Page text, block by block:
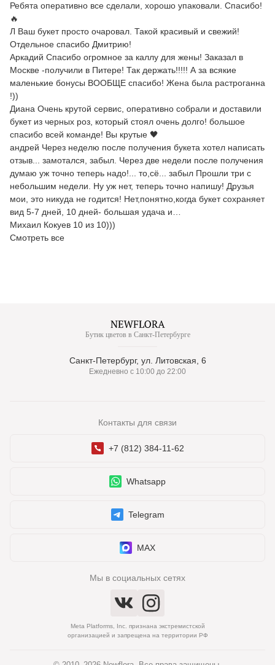
Ребята оперативно все сделали, хорошо упаковали. Спасибо!
🔥
Л Ваш букет просто очаровал. Такой красивый и свежий!
Отдельное спасибо Дмитрию!
Аркадий Спасибо огромное за каллу для жены! Заказал в
Москве -получили в Питере! Так держать!!!!! А за всякие
маленькие бонусы ВООБЩЕ спасибо! Жена была растроганна
!))
Диана Очень крутой сервис, оперативно собрали и доставили
букет из черных роз, который стоял очень долго! большое
спасибо всей команде! Вы крутые 🖤
андрей Через неделю после получения букета хотел написать
отзыв... замотался, забыл. Через две недели после получения
думаю уж точно теперь надо!... то,сё... забыл Прошли три с
небольшим недели. Ну уж нет, теперь точно напишу! Друзья
мои, это никуда не годится! Нет,понятно,когда букет сохраняет
вид 5-7 дней, 10 дней- большая удача и…
Михаил Кокуев 10 из 10)))
Смотреть все
Бутик цветов в Санкт-Петербурге
Санкт-Петербург, ул. Литовская, 6
Ежедневно с 10:00 до 22:00
Контакты для связи
+7 (812) 384-11-62
Whatsapp
Telegram
MAX
Мы в социальных сетях
Meta Platforms, Inc. признана экстремистской
организацией и запрещена на территории РФ